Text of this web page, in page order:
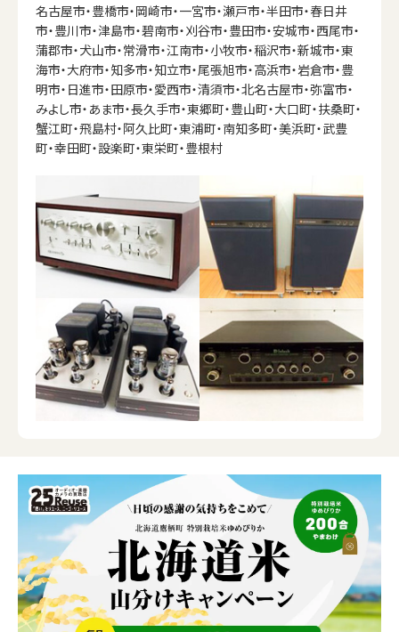
名古屋市・豊橋市・岡崎市・一宮市・瀬戸市・半田市・春日井
市・豊川市・津島市・碧南市・刈谷市・豊田市・安城市・西尾市・
蒲郡市・犬山市・常滑市・江南市・小牧市・稲沢市・新城市・東
海市・大府市・知多市・知立市・尾張旭市・高浜市・岩倉市・豊
明市・日進市・田原市・愛西市・清須市・北名古屋市・弥富市・
みよし市・あま市・長久手市・東郷町・豊山町・大口町・扶桑町・
蟹江町・飛島村・阿久比町・東浦町・南知多町・美浜町・武豊
町・幸田町・設楽町・東栄町・豊根村